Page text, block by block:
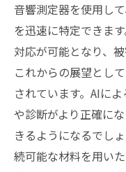
音響測定器を使用し
を迅速に特定できま
対応が可能となり、
これからの展望とし
されています。AIに
や診断がより正確に
きるようになるでし
続可能な材料を用い